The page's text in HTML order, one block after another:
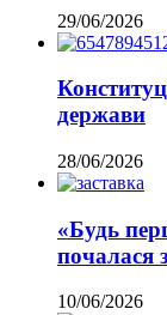
29/06/2026
держави
28/06/2026
«Будь
почалася
10/06/2026